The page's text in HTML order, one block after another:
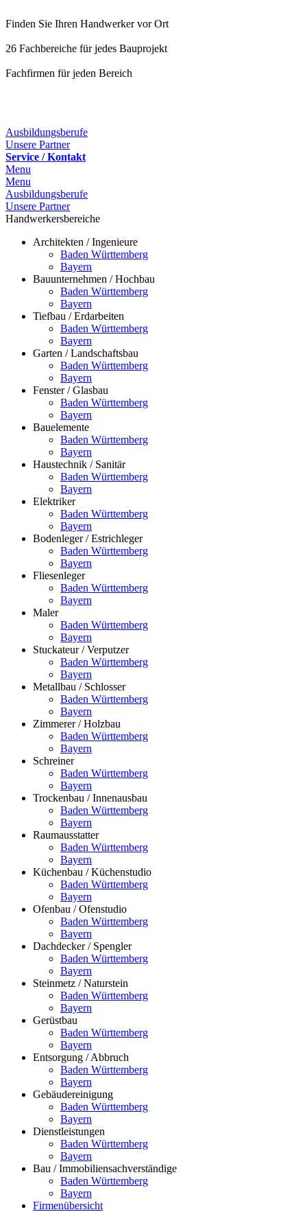
Finden Sie Ihren Handwerker vor Ort
26 Fachbereiche für jedes Bauprojekt
Fachfirmen für jeden Bereich
Ausbildungsberufe
Unsere Partner
Service / Kontakt
Menu
Menu
Ausbildungsberufe
Unsere Partner
Handwerkersbereiche
Architekten / Ingenieure
Baden Württemberg
Bayern
Bauunternehmen / Hochbau
Baden Württemberg
Bayern
Tiefbau / Erdarbeiten
Baden Württemberg
Bayern
Garten / Landschaftsbau
Baden Württemberg
Bayern
Fenster / Glasbau
Baden Württemberg
Bayern
Bauelemente
Baden Württemberg
Bayern
Haustechnik / Sanitär
Baden Württemberg
Bayern
Elektriker
Baden Württemberg
Bayern
Bodenleger / Estrichleger
Baden Württemberg
Bayern
Fliesenleger
Baden Württemberg
Bayern
Maler
Baden Württemberg
Bayern
Stuckateur / Verputzer
Baden Württemberg
Bayern
Metallbau / Schlosser
Baden Württemberg
Bayern
Zimmerer / Holzbau
Baden Württemberg
Bayern
Schreiner
Baden Württemberg
Bayern
Trockenbau / Innenausbau
Baden Württemberg
Bayern
Raumausstatter
Baden Württemberg
Bayern
Küchenbau / Küchenstudio
Baden Württemberg
Bayern
Ofenbau / Ofenstudio
Baden Württemberg
Bayern
Dachdecker / Spengler
Baden Württemberg
Bayern
Steinmetz / Naturstein
Baden Württemberg
Bayern
Gerüstbau
Baden Württemberg
Bayern
Entsorgung / Abbruch
Baden Württemberg
Bayern
Gebäudereinigung
Baden Württemberg
Bayern
Dienstleistungen
Baden Württemberg
Bayern
Bau / Immobiliensachverständige
Baden Württemberg
Bayern
Firmenübersicht